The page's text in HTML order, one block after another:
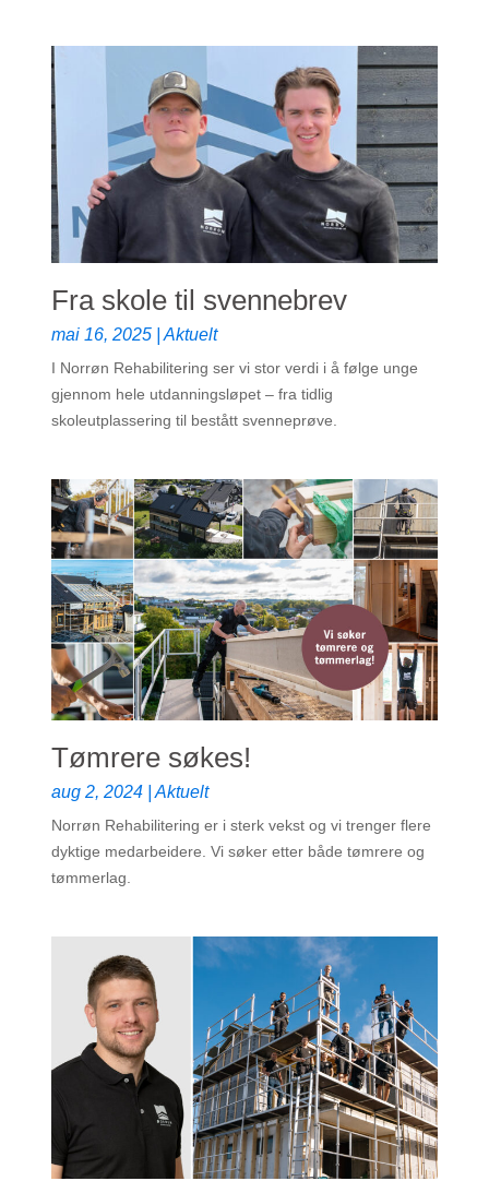
Fra skole til svennebrev
mai 16, 2025 |Aktuelt
I Norrøn Rehabilitering ser vi stor verdi i å følge unge
gjennom hele utdanningsløpet – fra tidlig
skoleutplassering til bestått svenneprøve.
Tømrere søkes!
aug 2, 2024 |Aktuelt
Norrøn Rehabilitering er i sterk vekst og vi trenger flere
dyktige medarbeidere. Vi søker etter både tømrere og
tømmerlag.